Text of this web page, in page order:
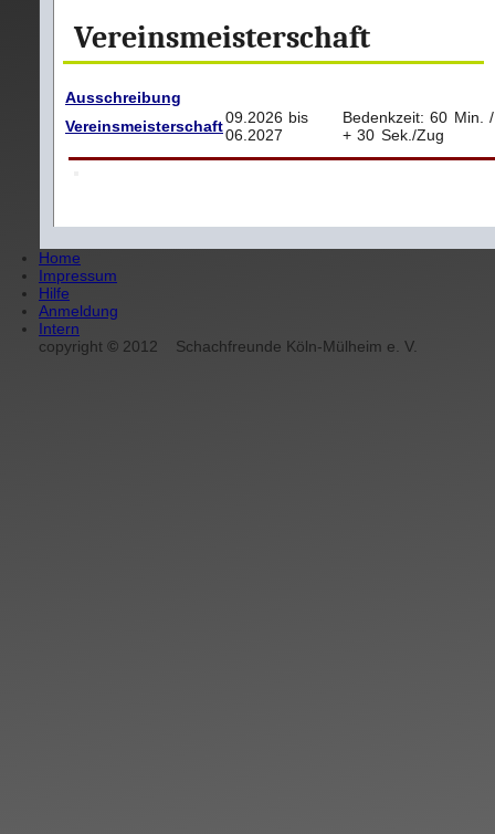
Vereinsmeisterschaft
Ausschreibung
Vereinsmeisterschaft09.2026 bis
06.2027
Bedenkzeit: 60 Min.
+ 30 Sek./Zug
Home
Impressum
Hilfe
Anmeldung
Intern
copyright © 2012 Schachfreunde Köln-Mülheim e. V.